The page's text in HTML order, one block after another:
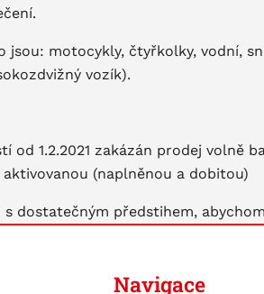
motocykly, čtyřkolky, vodní,
vozík).
od 1.2.2021 zakázán prodej
(naplněnou a dobitou)
dostatečným předstihem,
Navigace